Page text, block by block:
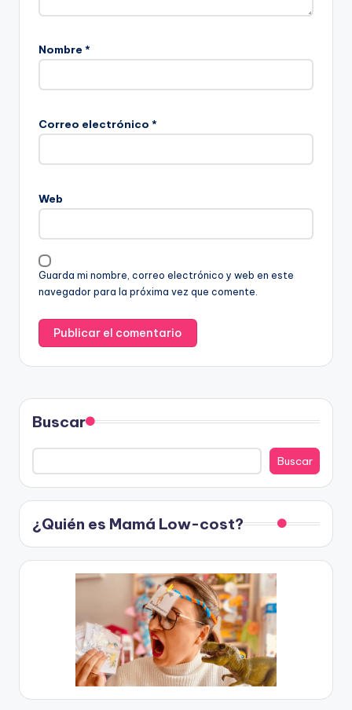
Nombre *
Correo electrónico *
Web
Guarda mi nombre, correo electrónico y web en este
navegador para la próxima vez que comente.
Buscar
Buscar
¿Quién es Mamá Low-cost?